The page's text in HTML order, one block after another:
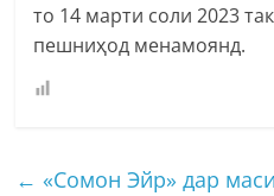
то 14 марти соли 2023
пешниҳод менамоянд.
← «Сомон Эйр» дар